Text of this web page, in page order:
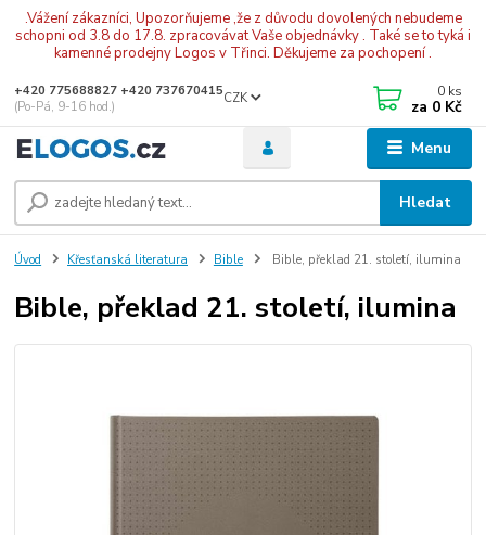
.Vážení zákazníci, Upozorňujeme ,že z důvodu dovolených nebudeme
schopni od 3.8 do 17.8. zpracovávat Vaše objednávky . Také se to tyká i
kamenné prodejny Logos v Třinci. Děkujeme za pochopení .
Menu
CZK
Hledat
+420 775688827 +420 737670415
(Po-Pá, 9-16 hod.)
0 ks
za 0 Kč
Úvod Křesťanská literatura Bible Bible, překlad 21. století, ilumina
Bible, překlad 21. století, ilumina